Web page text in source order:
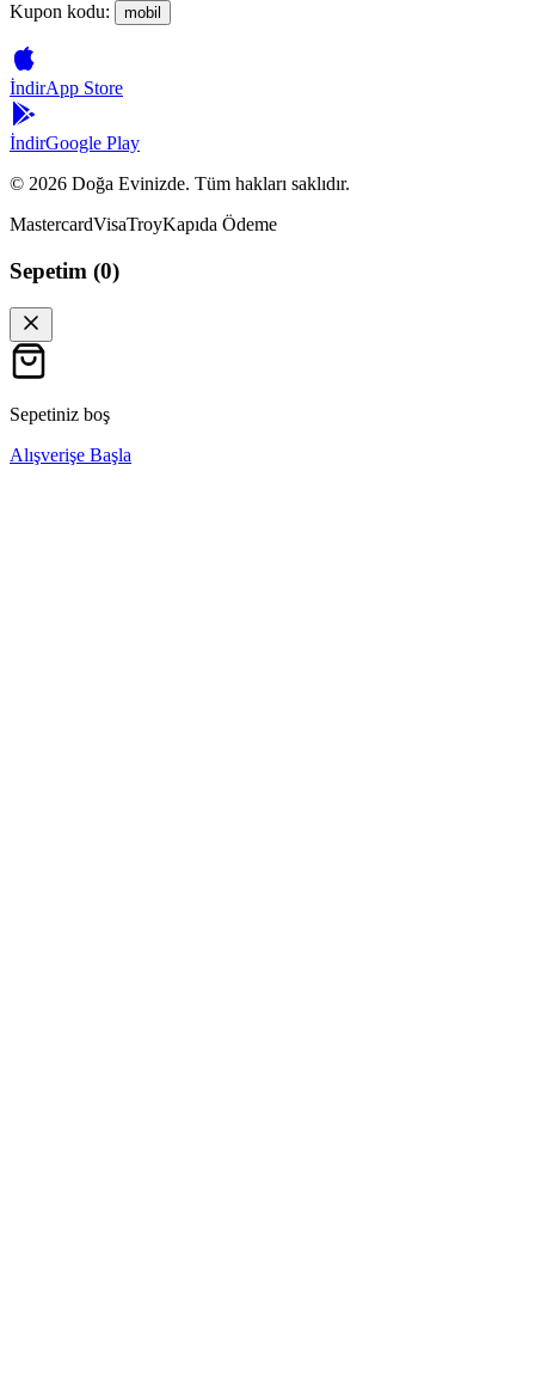
Kupon kodu: mobil
İndirApp Store
İndirGoogle Play
© 2026 Doğa Evinizde. Tüm hakları saklıdır.
MastercardVisaTroyKapıda Ödeme
Sepetim (0)
Sepetiniz boş
Alışverişe Başla